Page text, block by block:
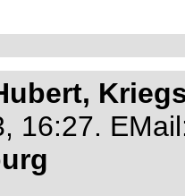
16:27.